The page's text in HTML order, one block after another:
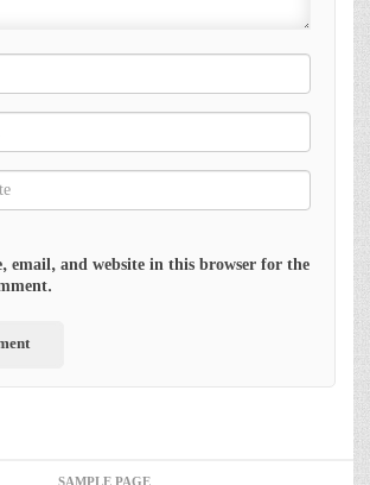
email, and website in this browser for the